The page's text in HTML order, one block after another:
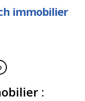
immobilier
: